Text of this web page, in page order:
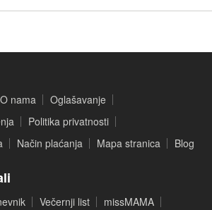
O nama
Oglašavanje
Politika privatnosti
Način plaćanja Mapa stranica Blog
Večernji list missMAMA